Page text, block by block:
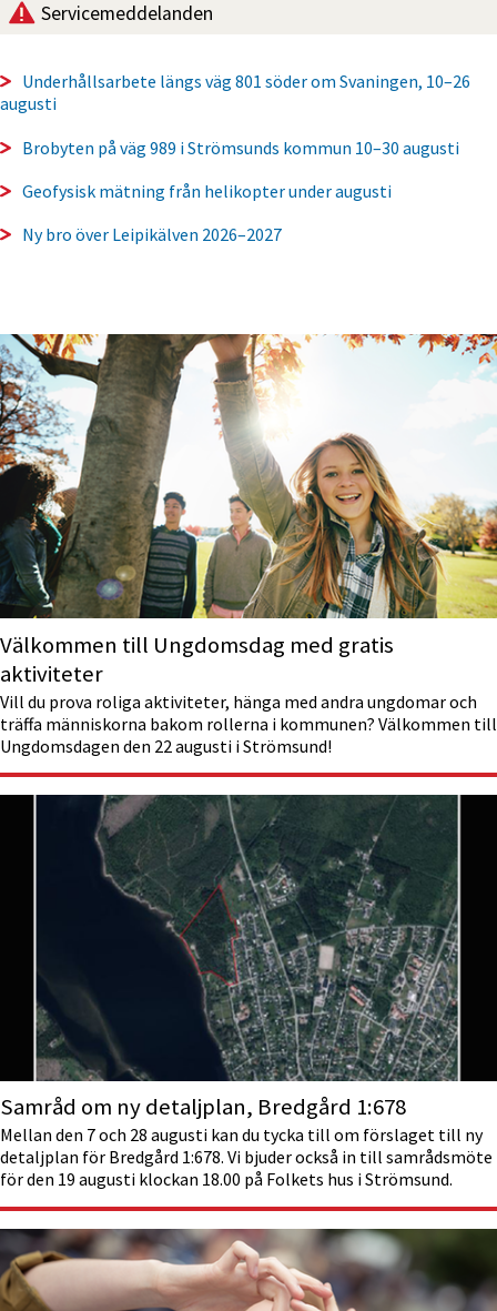
Servicemeddelanden
Underhållsarbete längs väg 801 söder om Svaningen, 10–26
augusti
Brobyten på väg 989 i Strömsunds kommun 10–30 augusti
Geofysisk mätning från helikopter under augusti
Ny bro över Leipikälven 2026–2027
Välkommen till Ungdoms­dag med gratis
aktiviteter
Vill du prova roliga aktiviteter, hänga med andra ungdomar och
träffa människorna bakom rollerna i kommunen? Välkommen till
Ungdomsdagen den 22 augusti i Strömsund!
Samråd om ny detaljplan, Bredgård 1:678
Mellan den 7 och 28 augusti kan du tycka till om förslaget till ny
detaljplan för Bredgård 1:678. Vi bjuder också in till samrådsmöte
för den 19 augusti klockan 18.00 på Folkets hus i Strömsund.